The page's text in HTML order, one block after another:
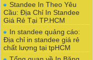
Standee In Theo Yêu
Cầu: Địa Chỉ In Standee
Giá Rẻ Tại TP.HCM
In standee quảng cáo:
Địa chỉ in standee giá rẻ
chất lượng tại tpHCM